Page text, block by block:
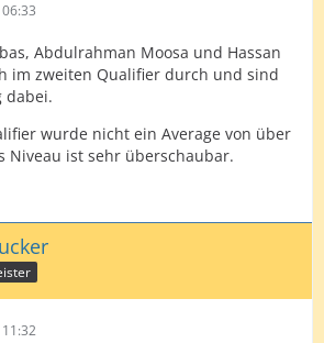
Abdulrahman Moosa und Hassan
im zweiten Qualifier durch und sind
dabei.
wurde nicht ein Average von über
Niveau ist sehr überschaubar.